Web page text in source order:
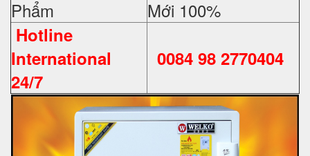
Phẩm
Mới 100%
Hotline
International
24/7
0084 98 2770404